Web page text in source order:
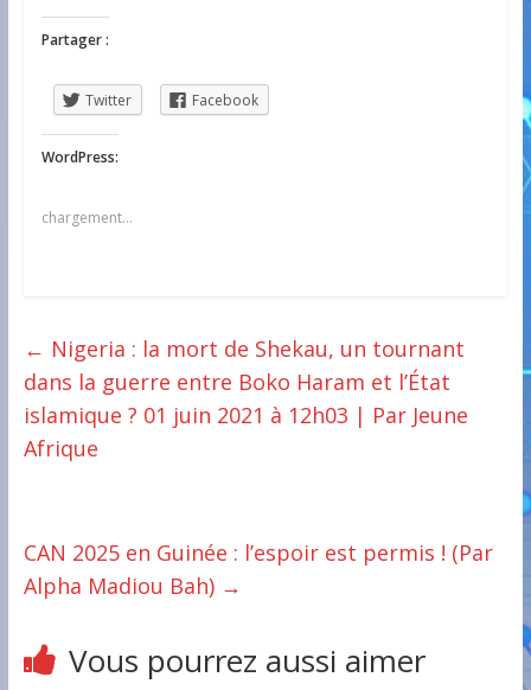
Partager :
Twitter Facebook
WordPress:
chargement…
← Nigeria : la mort de Shekau, un tournant
dans la guerre entre Boko Haram et l’État
islamique ? 01 juin 2021 à 12h03 | Par Jeune
Afrique
CAN 2025 en Guinée : l’espoir est permis ! (Par
Alpha Madiou Bah) →
Vous pourrez aussi aimer